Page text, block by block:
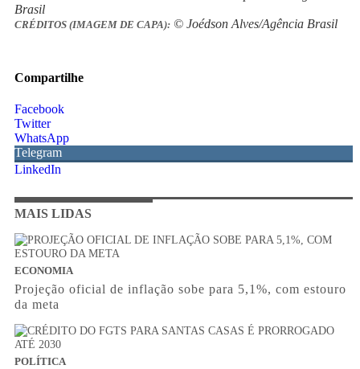
Brasil
CRÉDITOS (IMAGEM DE CAPA):© Joédson Alves/Agência Brasil
Compartilhe
Facebook
Twitter
WhatsApp
Telegram
LinkedIn
MAIS LIDAS
ECONOMIA
Projeção oficial de inflação sobe para 5,1%, com estouro
da meta
POLÍTICA